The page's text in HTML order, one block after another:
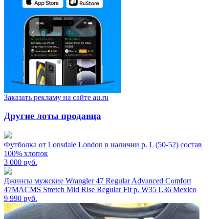
Заказать рекламу на сайте au.ru
Другие лоты продавца
Футболка от Lonsdale London в наличии р. L (50-52) состав
100% хлопок
3 000 руб.
Джинсы мужские Wrangler 47 Regular Advanced Comfort
47MACMS Stretch Mid Rise Regular Fit р. W35 L36 Mexico
9 990 руб.